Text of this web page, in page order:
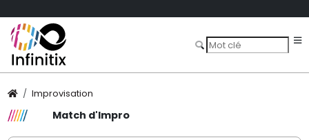
Improvisation
Match d'Impro